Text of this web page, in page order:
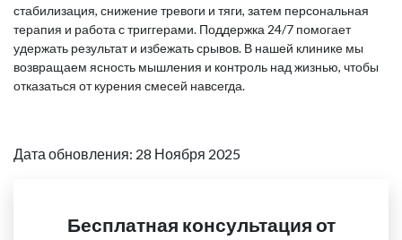
стабилизация, снижение тревоги и тяги, затем персональная
терапия и работа с триггерами. Поддержка 24/7 помогает
удержать результат и избежать срывов. В нашей клинике мы
возвращаем ясность мышления и контроль над жизнью, чтобы
отказаться от курения смесей навсегда.
Дата обновления: 28 Ноября 2025
Бесплатная консультация от